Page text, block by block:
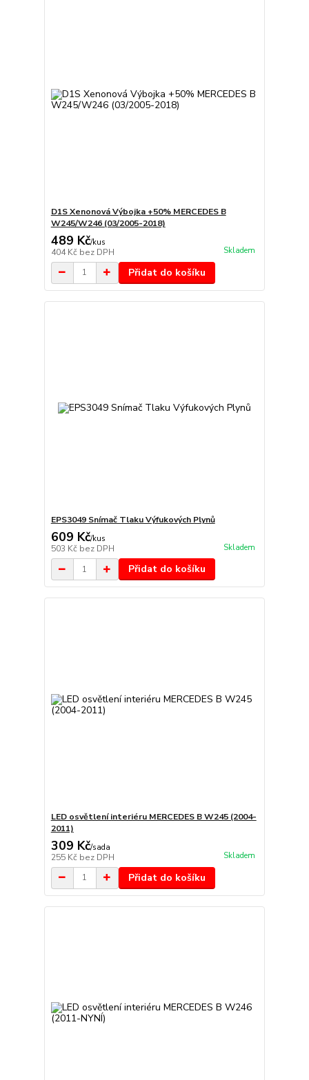
D1S Xenonová Výbojka +50% MERCEDES B
W245/W246 (03/2005-2018)
489 Kč/kus
404 Kč bez DPH Skladem
Přidat do košíku
EPS3049 Snímač Tlaku Výfukových Plynů
609 Kč/kus
503 Kč bez DPH Skladem
Přidat do košíku
LED osvětlení interiéru MERCEDES B W245 (2004-
2011)
309 Kč/sada
255 Kč bez DPH Skladem
Přidat do košíku